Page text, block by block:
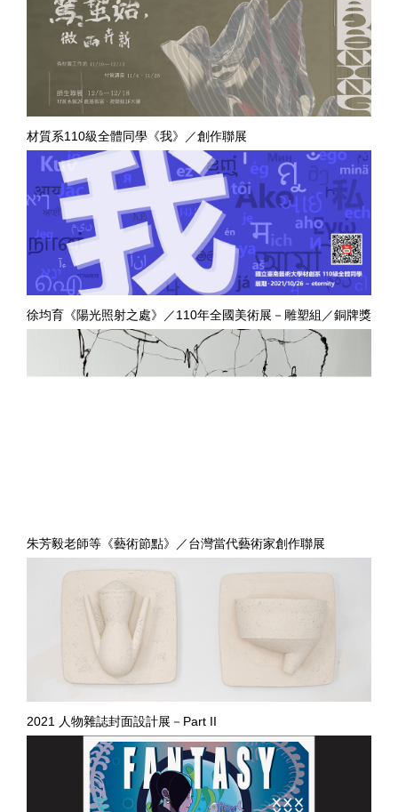
材質系110級全體同學《我》／創作聯展
徐均育《陽光照射之處》／110年全國美術展－雕塑組／銅牌獎
朱芳毅老師等《藝術節點​》／台灣當代藝術家創作聯展
2021 人物雜誌封面設計展－Part II